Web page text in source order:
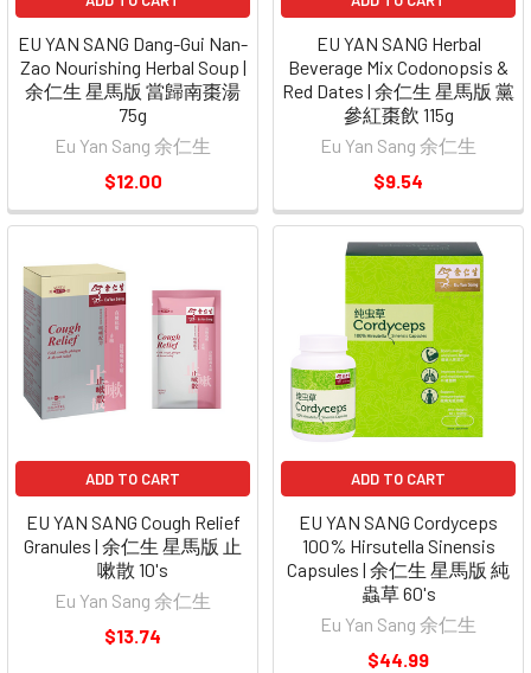
EU YAN SANG Dang-Gui Nan-
Zao Nourishing Herbal Soup |
余仁生 星馬版 當歸南棗湯
75g
Eu Yan Sang 余仁生
$12.00
EU YAN SANG Herbal
Beverage Mix Codonopsis &
Red Dates | 余仁生 星馬版 黨
參紅棗飲 115g
Eu Yan Sang 余仁生
$9.54
ADD TO CART
EU YAN SANG Cough Relief
Granules | 余仁生 星馬版 止
嗽散 10's
Eu Yan Sang 余仁生
$13.74
ADD TO CART
EU YAN SANG Cordyceps
100% Hirsutella Sinensis
Capsules | 余仁生 星馬版 純
蟲草 60's
Eu Yan Sang 余仁生
$44.99